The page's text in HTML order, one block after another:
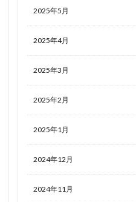
2025年5月
2025年4月
2025年3月
2025年2月
2025年1月
2024年12月
2024年11月